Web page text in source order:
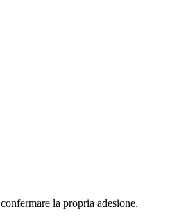
la propria adesione.